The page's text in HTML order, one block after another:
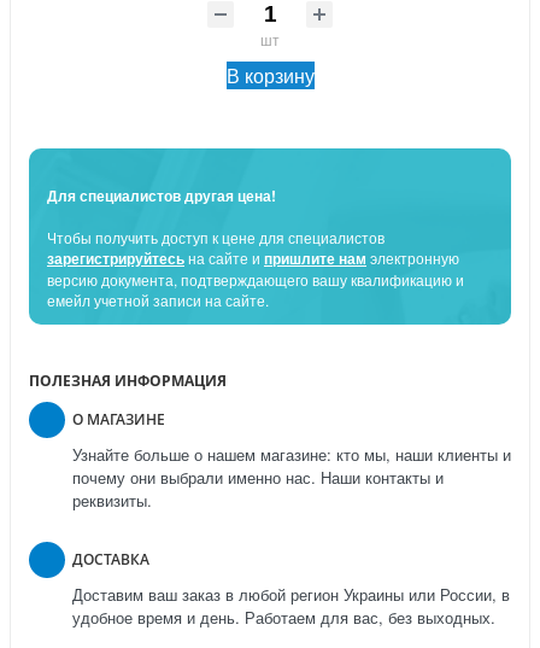
шт
В корзину
Для специалистов другая цена!
Чтобы получить доступ к цене для специалистов
зарегистрируйтесьна сайте и пришлите нам электронную
версию документа, подтверждающего вашу квалификацию и
емейл учетной записи на сайте.
ПОЛЕЗНАЯ ИНФОРМАЦИЯ
О МАГАЗИНЕ
Узнайте больше о нашем магазине: кто мы, наши клиенты и
почему они выбрали именно нас. Наши контакты и
реквизиты.
ДОСТАВКА
Доставим ваш заказ в любой регион Украины или России, в
удобное время и день. Работаем для вас, без выходных.